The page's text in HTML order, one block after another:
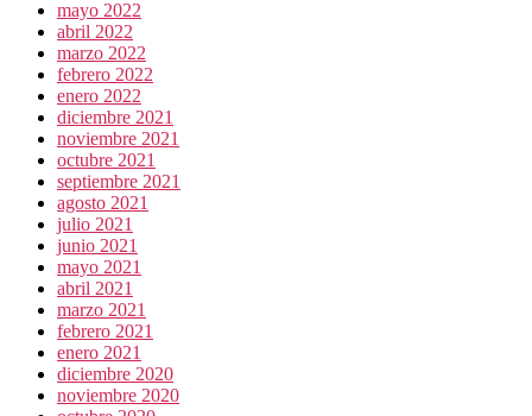
mayo 2022
abril 2022
marzo 2022
febrero 2022
enero 2022
diciembre 2021
noviembre 2021
octubre 2021
septiembre 2021
agosto 2021
julio 2021
junio 2021
mayo 2021
abril 2021
marzo 2021
febrero 2021
enero 2021
diciembre 2020
noviembre 2020